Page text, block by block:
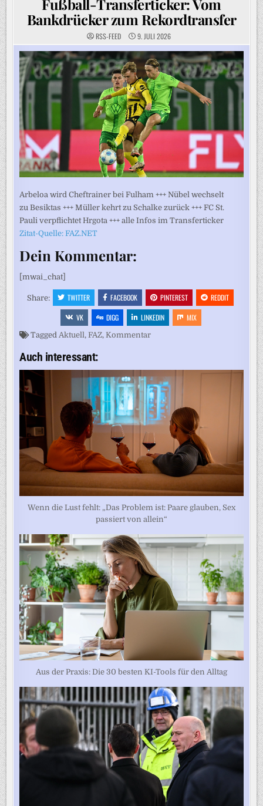
Fußball-Transferticker: Vom
Bankdrücker zum Rekordtransfer
RSS-FEED 9. JULI 2026
Arbeloa wird Cheftrainer bei Fulham +++ Nübel wechselt
zu Besiktas +++ Müller kehrt zu Schalke zurück +++ FC St.
Pauli verpflichtet Hrgota +++ alle Infos im Transferticker
Zitat-Quelle: FAZ.NET
Dein Kommentar:
[mwai_chat]
Share: TWITTER FACEBOOK PINTEREST
REDDIT
VK
DIGG LINKEDIN MIX
TaggedAktuell,FAZ,Kommentar
Auch interessant:
Wenn die Lust fehlt: „Das Problem ist: Paare glauben, Sex
passiert von allein“
Aus der Praxis: Die 30 besten KI-Tools für den Alltag